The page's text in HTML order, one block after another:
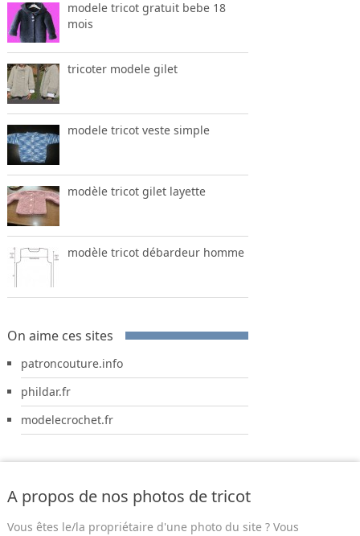
modele tricot gratuit bebe 18
mois
tricoter modele gilet
modele tricot veste simple
modèle tricot gilet layette
modèle tricot débardeur homme
On aime ces sites
patroncouture.info
phildar.fr
modelecrochet.fr
A propos de nos photos de tricot
Vous êtes le/la propriétaire d'une photo du site ? Vous